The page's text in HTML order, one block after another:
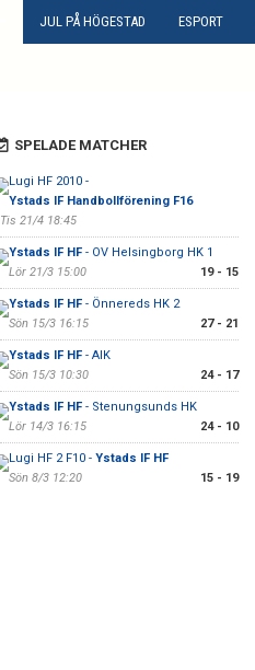
JUL PÅ HÖGESTAD ESPORT
SPELADE MATCHER
Lugi HF 2010 -
Ystads IF Handbollförening F16
Tis 21/4 18:45
Ystads IF HF- OV Helsingborg HK 1
Lör 21/3 15:00
19 - 15
Ystads IF HF- Önnereds HK 2
Sön 15/3 16:15
27 - 21
Ystads IF HF- AIK
Sön 15/3 10:30
24 - 17
Ystads IF HF- Stenungsunds HK
Lör 14/3 16:15
24 - 10
Lugi HF 2 F10 - Ystads IF HF
Sön 8/3 12:20
15 - 19